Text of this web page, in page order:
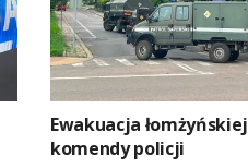
Ewakuacja łomżyńskiej
komendy policji